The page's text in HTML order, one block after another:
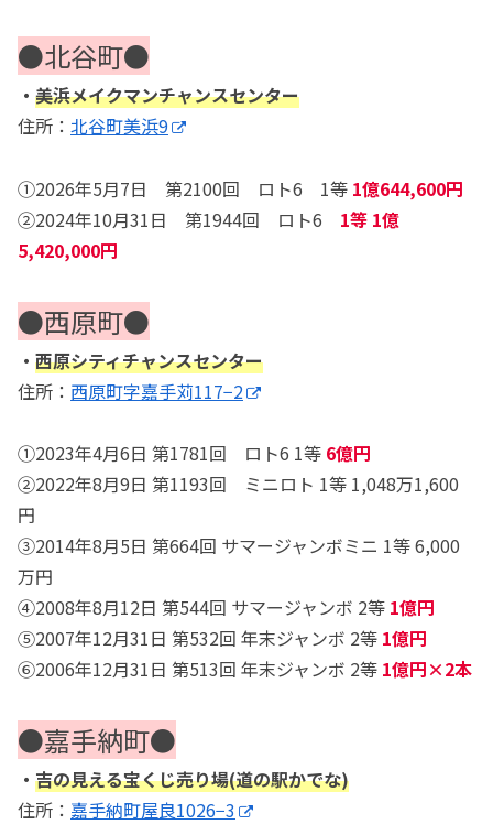
●北谷町●
・ 美浜メイクマンチャンスセンター
住所： 北谷町美浜9
①2026年5月7日 第2100回 ロト6 1等 1億644,600円
②2024年10月31日 第1944回 ロト6 1等 1億
5,420,000円
●西原町●
・ 西原シティチャンスセンター
住所： 西原町字嘉手苅117−2
①2023年4月6日 第1781回 ロト6 1等 6億円
②2022年8月9日 第1193回 ミニロト 1等 1,048万1,600
円
③2014年8月5日 第664回 サマージャンボミニ 1等 6,000
万円
④2008年8月12日 第544回 サマージャンボ 2等 1億円
⑤2007年12月31日 第532回 年末ジャンボ 2等 1億円
⑥2006年12月31日 第513回 年末ジャンボ 2等 1億円×2本
●嘉手納町●
・ 吉の見える宝くじ売り場(道の駅かでな)
住所： 嘉手納町屋良1026−3